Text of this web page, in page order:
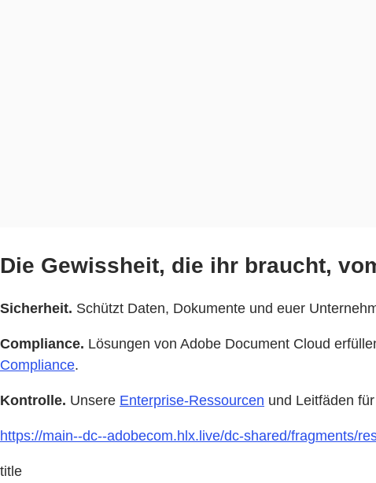
Die Gewissheit, die ihr braucht,
Sicherheit. Schützt Daten, Dokumente und euer
Compliance. Lösungen von Adobe Document Cloud
Compliance.
Kontrolle. Unsere Enterprise-Ressourcen und Leitfäden
https://main--dc--adobecom.hlx.live/dc-shared/fragments/
title